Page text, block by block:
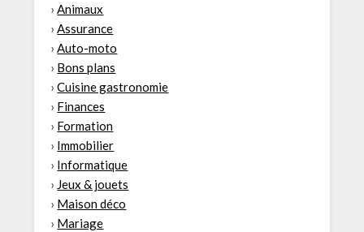
›Animaux
›Assurance
›Auto-moto
› Bons plans
›Cuisine gastronomie
› Finances
› Formation
› Immobilier
› Informatique
› Jeux & jouets
› Maison déco
› Mariage